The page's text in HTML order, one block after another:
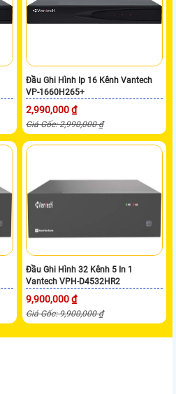
Đầu Ghi Hình Ip 16 Kênh Vantech
VP-1660H265+
2,990,000 ₫
Giá Gốc: 2,990,000 ₫
Đầu Ghi Hình 32 Kênh 5 In 1
Vantech VPH-D4532HR2
9,900,000 ₫
Giá Gốc: 9,900,000 ₫